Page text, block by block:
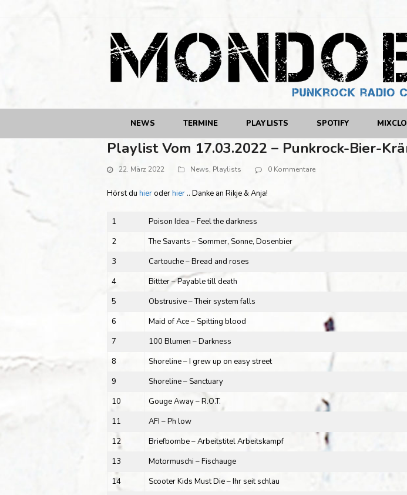
NEWS TERMINE PLAYLISTS SPOTIFY
Playlist Vom 17.03.2022 – Punkrock-Bier-
22. März 2022 News, Playlists 0 Kommentare
Hörst du hier oderhier .. Danke an Rikje & Anja!
1
Poison Idea – Feel the darkness
2
The Savants – Sommer, Sonne, Dosenbier
3
Cartouche – Bread and roses
4
Bittter – Payable till death
5
Obstrusive – Their system falls
6
Maid of Ace – Spitting blood
7
100 Blumen – Darkness
8
Shoreline – I grew up on easy street
9
Shoreline – Sanctuary
10
Gouge Away – R.O.T.
11
AFI – Ph low
12
Briefbombe – Arbeitstitel Arbeitskampf
13
Motormuschi – Fischauge
14
Scooter Kids Must Die – Ihr seit schlau